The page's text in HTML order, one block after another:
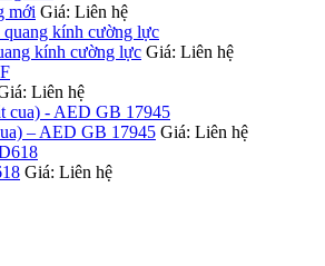
mới Giá: Liên hệ
kính cường lực Giá: Liên hệ
Liên hệ
– AED GB 17945 Giá: Liên hệ
Giá: Liên hệ